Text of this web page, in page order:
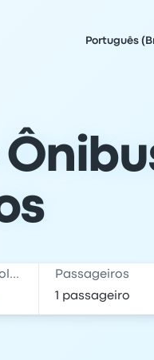
Português
Data de volta Passageiros